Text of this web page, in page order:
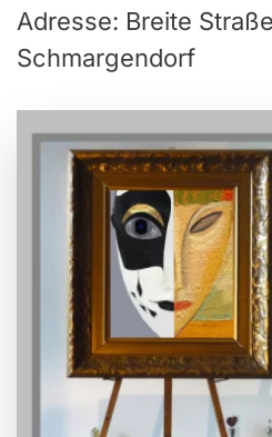
Adresse: Breite
Schmargendorf